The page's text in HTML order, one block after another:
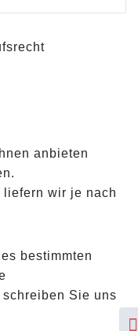
anbieten
liefern wir je nach
bestimmten
Sie uns